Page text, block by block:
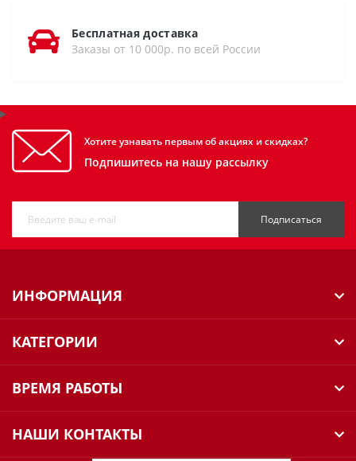
Бесплатная доставка
Заказы от 10 000р. по всей России
Хотите узнавать первым об акциях и скидках?
Подпишитесь на нашу рассылку
Подписаться
ИНФОРМАЦИЯ
КАТЕГОРИИ
ВРЕМЯ РАБОТЫ
НАШИ КОНТАКТЫ